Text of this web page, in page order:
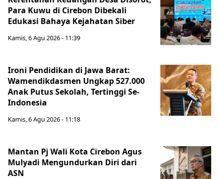
Para Kuwu di Cirebon Dibekali
Edukasi Bahaya Kejahatan Siber
Kamis, 6 Agu 2026 - 11:39
Ironi Pendidikan di Jawa Barat:
Wamendikdasmen Ungkap 527.000
Anak Putus Sekolah, Tertinggi Se-
Indonesia
Kamis, 6 Agu 2026 - 11:18
Mantan Pj Wali Kota Cirebon Agus
Mulyadi Mengundurkan Diri dari
ASN